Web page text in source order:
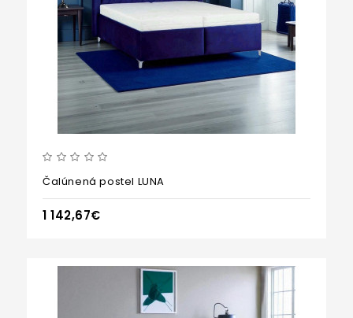
Čalúnená postel LUNA
1 142,67€